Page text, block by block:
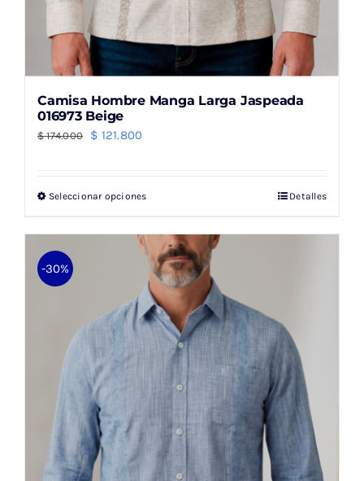
Camisa Hombre Manga Larga Jaspeada
016973 Beige
$174.000
El
era:
$ 121.800
es:
Seleccionar opcionesEste
tiene
múltiples
variantes.
Las
opciones
pueden
en
página
Detalles
-30%